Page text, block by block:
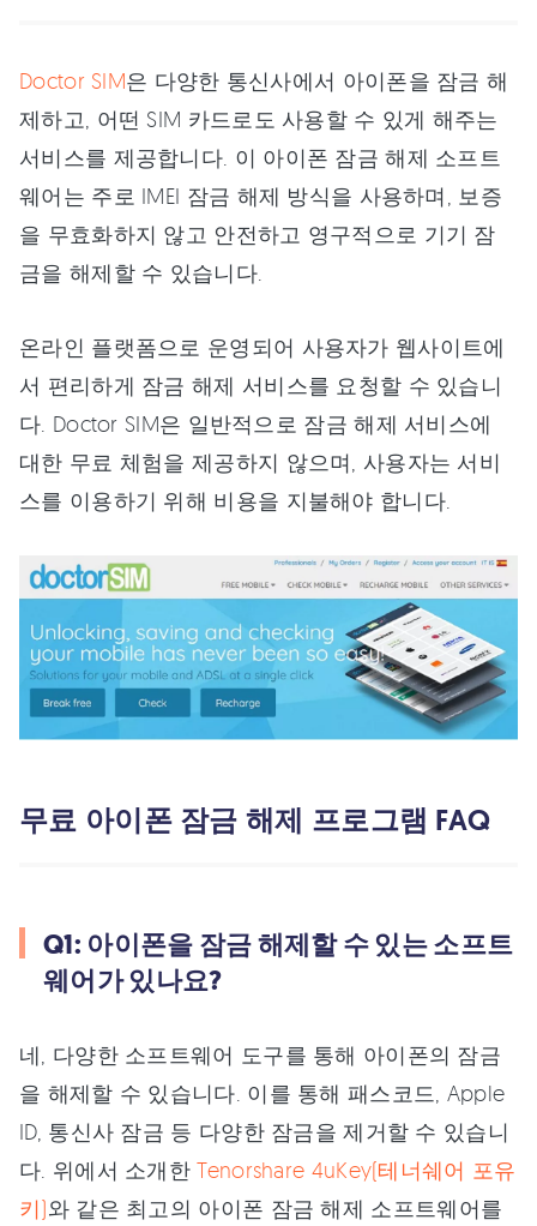
Doctor SIM은 다양한 통신사에서 아이폰을 잠금 해
제하고, 어떤 SIM 카드로도 사용할 수 있게 해주는
서비스를 제공합니다. 이 아이폰 잠금 해제 소프트
웨어는 주로 IMEI 잠금 해제 방식을 사용하며, 보증
을 무효화하지 않고 안전하고 영구적으로 기기 잠
금을 해제할 수 있습니다.
온라인 플랫폼으로 운영되어 사용자가 웹사이트에
서 편리하게 잠금 해제 서비스를 요청할 수 있습니
다. Doctor SIM은 일반적으로 잠금 해제 서비스에
대한 무료 체험을 제공하지 않으며, 사용자는 서비
스를 이용하기 위해 비용을 지불해야 합니다.
무료 아이폰 잠금 해제 프로그램 FAQ
Q1: 아이폰을 잠금 해제할 수 있는 소프트
웨어가 있나요?
네, 다양한 소프트웨어 도구를 통해 아이폰의 잠금
을 해제할 수 있습니다. 이를 통해 패스코드, Apple
ID, 통신사 잠금 등 다양한 잠금을 제거할 수 있습니
다. 위에서 소개한Tenorshare 4uKey(테너쉐어 포유
키)와 같은 최고의 아이폰 잠금 해제 소프트웨어를